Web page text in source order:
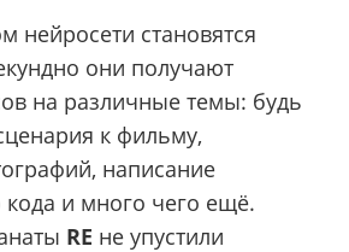
нейросети становятся
они получают
на различные темы: будь
к фильму,
написание
и много чего ещё.
RE не упустили